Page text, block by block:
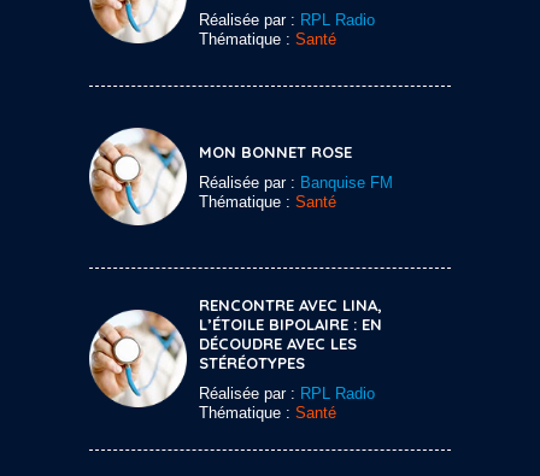
Réalisée par : RPL Radio
Thématique : Santé
MON BONNET ROSE
Réalisée par : Banquise FM
Thématique : Santé
RENCONTRE AVEC LINA,
L’ÉTOILE BIPOLAIRE : EN
DÉCOUDRE AVEC LES
STÉRÉOTYPES
Réalisée par : RPL Radio
Thématique : Santé